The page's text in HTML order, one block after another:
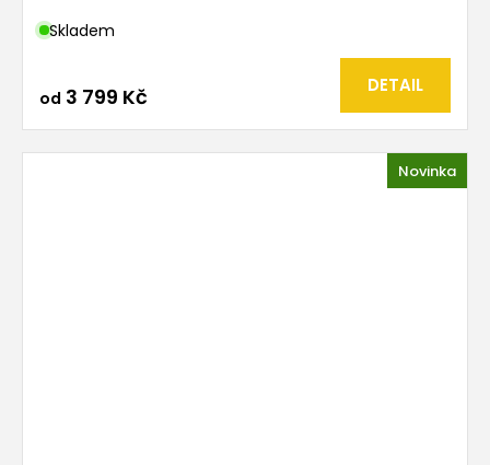
Skladem
od 3 799 Kč DETAIL
Novinka